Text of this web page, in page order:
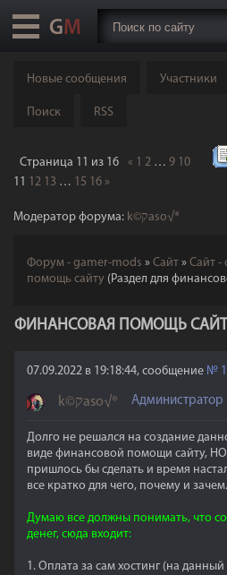
Новые сообщения Участники
Поиск RSS
Страница 11 из 16 « 1 2 … 9 10
11 12 13 … 15 16 »
Модератор форума: k©קaso√®
Форум - gamer-mods » Сайт » Сайт -
помощь сайту (Раздел для
ФИНАНСОВАЯ ПОМОЩЬ
07.09.2022 в 19:18:44, сообщение № 1
k©קaso√® Администратор
Долго не решался на создание
виде финансовой помощи сайту,
пришлось бы сделать и время
все кратко для чего, почему и зачем.
Думаю все должны понимать, что
денег, сюда входит:
1. Оплата за сам хостинг (на